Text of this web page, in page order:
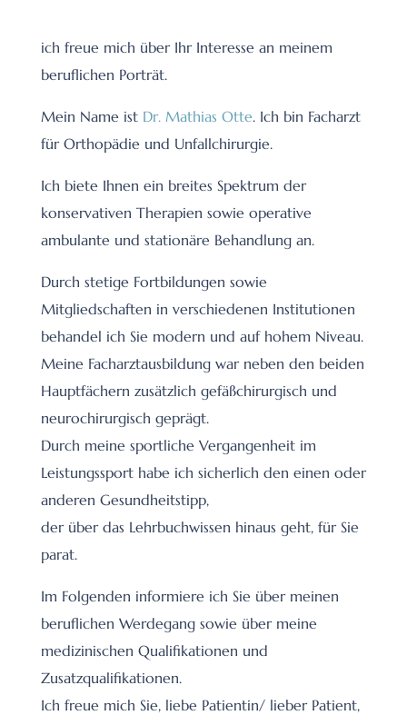
ich freue mich über Ihr Interesse an meinem
beruflichen Porträt.
Mein Name ist Dr. Mathias Otte. Ich bin Facharzt
für Orthopädie und Unfallchirurgie.
Ich biete Ihnen ein breites Spektrum der
konservativen Therapien sowie operative
ambulante und stationäre Behandlung an.
Durch stetige Fortbildungen sowie
Mitgliedschaften in verschiedenen Institutionen
behandel ich Sie modern und auf hohem Niveau.
Meine Facharztausbildung war neben den beiden
Hauptfächern zusätzlich gefäßchirurgisch und
neurochirurgisch geprägt.
Durch meine sportliche Vergangenheit im
Leistungssport habe ich sicherlich den einen oder
anderen Gesundheitstipp,
der über das Lehrbuchwissen hinaus geht, für Sie
parat.
Im Folgenden informiere ich Sie über meinen
beruflichen Werdegang sowie über meine
medizinischen Qualifikationen und
Zusatzqualifikationen.
Ich freue mich Sie, liebe Patientin/ lieber Patient,